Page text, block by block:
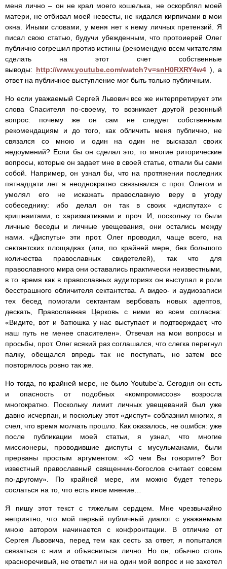
меня лично – он не крал моего кошелька, не оскорблял моей
матери, не отбивал моей невесты, не кидался кирпичами в мои
окна. Иными словами, у меня нет к нему личных претензий. Я
писал свою статью, будучи убежденным, что протоиерей Олег
публично согрешил против истины (рекомендую всем читателям
сделать на этот счет собственные
выводы: http://www.youtube.com/watch?v=snH0RXRY4w4 ), а
ответ на публичное выступление мог быть только публичным.
Но если уважаемый Сергей Львович все же интерпретирует эти
слова Спасителя по-своему, то возникает другой резонный
вопрос: почему же он сам не следует собственным
рекомендациям и до того, как обличить меня публично, не
связался со мною и один на один не высказал своих
недоумений? Если бы он сделал это, то многие риторические
вопросы, которые он задает мне в своей статье, отпали бы сами
собой. Например, он узнал бы, что на протяжении последних
пятнадцати лет я неоднократно связывался с прот. Олегом и
умолял его не искажать православную веру в угоду
собеседнику: ибо делал он так в своих «диспутах» с
кришнаитами, с харизматиками и проч. И, поскольку то были
личные беседы и личные увещевания, они остались между
нами. «Диспуты» эти прот. Олег проводил, чаще всего, на
сектантских площадках (или, по крайней мере, без большого
количества православных свидетелей), так что для
православного мира они оставались практически неизвестными,
в то время как в православных аудиториях он выступал в роли
бесстрашного обличителя сектантства. А видео- и аудиозаписи
тех бесед помогали сектантам вербовать новых адептов,
дескать, Православная Церковь с ними во всем согласна:
«Видите, вот и батюшка у нас выступает и подтверждает, что
наш путь не менее спасителен». Отвечая на мои вопросы и
просьбы, прот. Олег всякий раз соглашался, что слегка перегнул
палку, обещался впредь так не поступать, но затем все
повторялось ровно так же.
Но тогда, по крайней мере, не было Youtube’а. Сегодня он есть
и опасность от подобных «компромиссов» возросла
многократно. Поскольку лимит личных увещеваний был уже
давно исчерпан, и поскольку этот «диспут» соблазнил многих, я
счел, что время молчать прошло. Как оказалось, не ошибся: уже
после публикации моей статьи, я узнал, что многие
миссионеры, проводившие диспуты с мусульманами, были
прерваны простым аргументом: «О чем Вы говорите? Вот
известный православный священник-богослов считает совсем
по-другому». По крайней мере, им можно будет теперь
сослаться на то, что есть иное мнение…
Я пишу этот текст с тяжелым сердцем. Мне чрезвычайно
неприятно, что мой первый публичный диалог с уважаемым
мною автором начинается с конфронтации. В отличие от
Сергея Львовича, перед тем как сесть за ответ, я попытался
связаться с ним и объясниться лично. Но он, обычно столь
красноречивый, не ответил ни на один мой вопрос и не захотел